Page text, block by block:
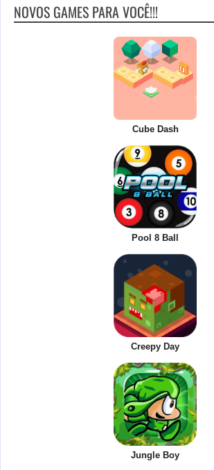
NOVOS GAMES PARA VOCÊ!!!
Cube Dash
Pool 8 Ball
Creepy Day
Jungle Boy